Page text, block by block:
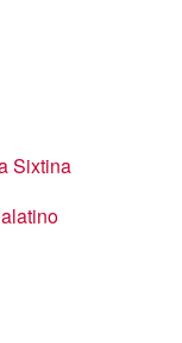
Sixtina